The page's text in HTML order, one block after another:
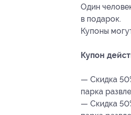
Один
в подарок.
Купоны
Купон
— Скидка
парка
— Скидка